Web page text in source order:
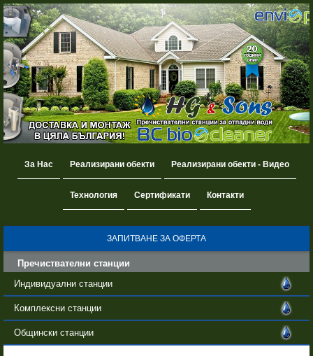
За Нас Реализирани обекти Реализирани обекти - Видео
Технология Сертификати Контакти
ЗАПИТВАНЕ ЗА ОФЕРТА
Пречиствателни станции
Индивидуални станции
Комплексни станции
Общински станции